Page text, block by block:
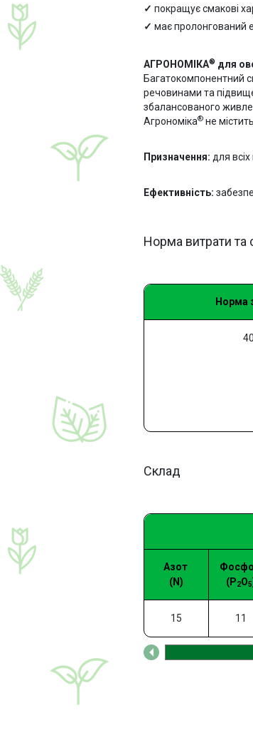
покращує смакові
має пролонгований
АГРОНОМІКА® для
Багатокомпонентний
речовинами та
збалансованого
Агрономіка® не
Призначення: для
Ефективність:
Норма витрати та
Норма
Склад
Азот
(N)
(P2O5
15 11